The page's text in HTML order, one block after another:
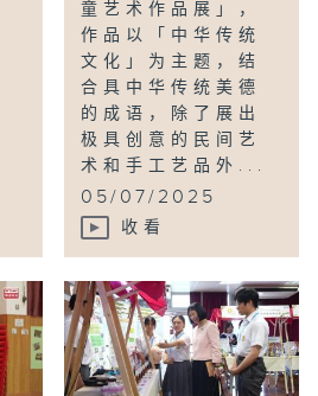
童艺术作品展」，
作品以「中华传统
文化」为主题，结
合具中华传统美德
的成语，除了展出
极具创意的民间艺
术和手工艺品外...
05/07/2025
收看